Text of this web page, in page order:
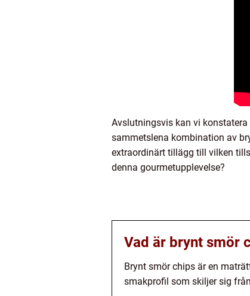
Avslutningsvis kan vi
sammetslena kombination av
extraordinärt tillägg till vilken
denna gourmetupplevelse?
Vad är brynt smör
Brynt smör chips är en
smakprofil som skiljer sig